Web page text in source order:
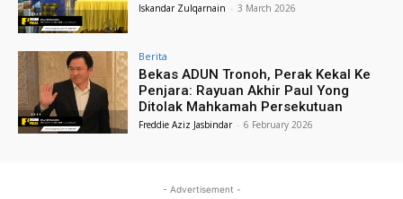
Iskandar Zulqarnain - 3 March 2026
Berita
Bekas ADUN Tronoh, Perak Kekal Ke
Penjara: Rayuan Akhir Paul Yong
Ditolak Mahkamah Persekutuan
Freddie Aziz Jasbindar - 6 February 2026
- Advertisement -